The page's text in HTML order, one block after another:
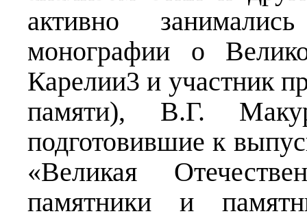
активно
монографии о
Карелии3 и участник
памяти), В.Г.
подготовившие к
«Великая
памятники и